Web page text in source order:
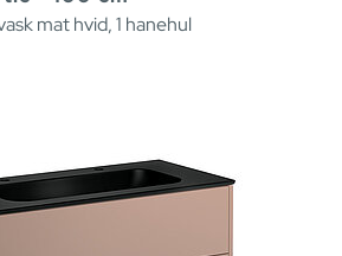
mat hvid, 1 hanehul